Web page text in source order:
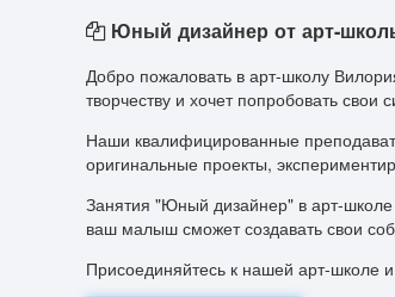
Юный дизайнер от арт-
Добро пожаловать в арт-школу
творчеству и хочет попробовать
Наши квалифицированные
оригинальные проекты,
Занятия "Юный дизайнер" в арт-
ваш малыш сможет создавать свои
Присоединяйтесь к нашей арт-школе